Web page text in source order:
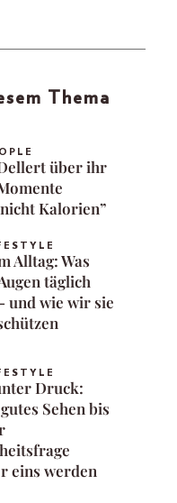
Thema
über ihr
Kalorien”
Alltag: Was
täglich
und wie wir sie
Druck:
Sehen bis
eins werden